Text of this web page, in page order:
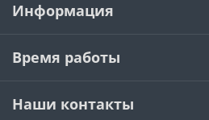
Информация
Время работы
Наши контакты